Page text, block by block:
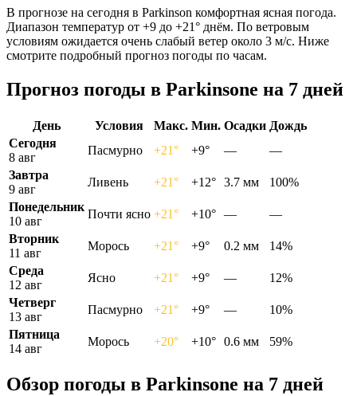
В прогнозе на сегодня в Parkinson комфортная ясная погода.
Диапазон температур от +9 до +21° днём. По ветровым
условиям ожидается очень слабый ветер около 3 м/с. Ниже
смотрите подробный прогноз погоды по часам.
Прогноз погоды в Parkinsonе на 7 дней
День Условия Макс. Мин. Осадки Дождь
Сегодня
8 авг
Пасмурно +21° +9° —
—
Завтра
9 авг
Ливень +21° +12° 3.7 мм
100%
Понедельник
10 авг
Почти ясно +21° +10° —
—
Вторник
11 авг
Морось +21° +9° 0.2 мм
14%
Среда
12 авг
Ясно +21° +9° —
12%
Четверг
13 авг
Пасмурно +21° +9° —
10%
Пятница
14 авг
Морось +20° +10° 0.6 мм 59%
Обзор погоды в Parkinsonе на 7 дней